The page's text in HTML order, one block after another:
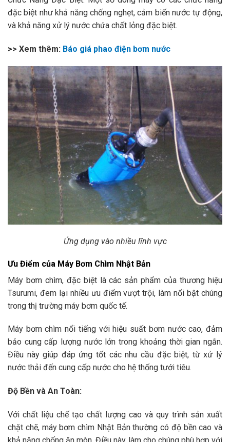
đặc biệt như khả năng chống nghẹt, cảm biến nước tự động,
và khả năng xử lý nước chứa chất lỏng đặc biệt.
>> Xem thêm: Báo giá phao điện bơm nước
Ứng dụng vào nhiều lĩnh vực
Ưu Điểm của Máy Bơm Chìm Nhật Bản
Máy bơm chìm, đặc biệt là các sản phẩm của thương hiệu
Tsurumi, đem lại nhiều ưu điểm vượt trội, làm nổi bật chúng
trong thị trường máy bơm quốc tế.
Máy bơm chìm nổi tiếng với hiệu suất bơm nước cao, đảm
bảo cung cấp lượng nước lớn trong khoảng thời gian ngắn.
Điều này giúp đáp ứng tốt các nhu cầu đặc biệt, từ xử lý
nước thải đến cung cấp nước cho hệ thống tưới tiêu.
Độ Bền và An Toàn:
Với chất liệu chế tạo chất lượng cao và quy trình sản xuất
chặt chẽ, máy bơm chìm Nhật Bản thường có độ bền cao và